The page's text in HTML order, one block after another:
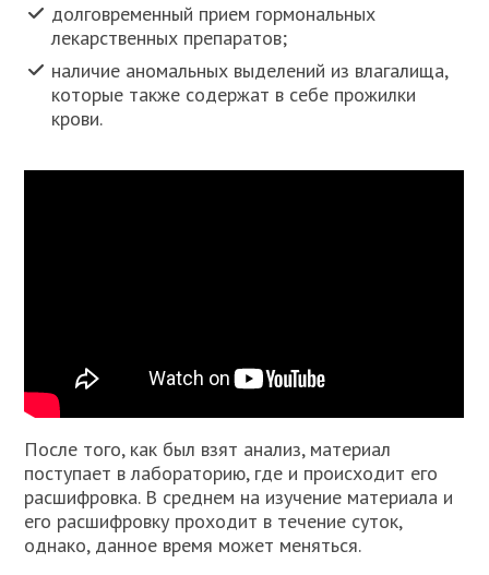
долговременный прием гормональных
лекарственных препаратов;
наличие аномальных выделений из влагалища,
которые также содержат в себе прожилки
крови.
После того, как был взят анализ, материал
поступает в лабораторию, где и происходит его
расшифровка. В среднем на изучение материала и
его расшифровку проходит в течение суток,
однако, данное время может меняться.